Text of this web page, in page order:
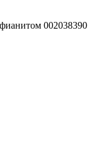
002038390